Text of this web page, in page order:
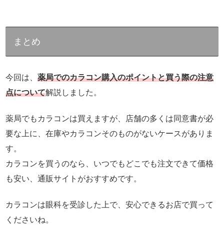
まとめ
今回は、 薬局でのカラコン購入のポイントと買う際の注意
点について解説しました。
薬局でもカラコンは買えますが、店舗の多くは同意書が必
要な上に、在庫やカラコンそのものがないケースがありま
す。
カラコンを買うのなら、いつでもどこでも注文できて価格
も安い、通販サイトがおすすめです。
カラコンは眼科を受診した上で、安心できるお店で買って
くださいね。